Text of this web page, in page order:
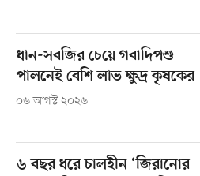
ধান-সবজির চেয়ে গবাদিপশু
পালনেই বেশি লাভ ক্ষুদ্র কৃষকের
০৬ আগস্ট ২০২৬
৬ বছর ধরে চালহীন ‘জিরানোর